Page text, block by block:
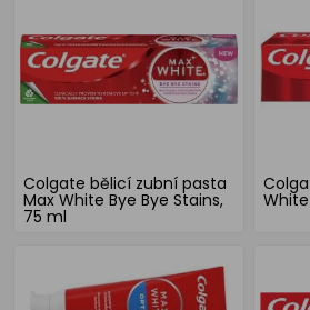
Colgate bělicí zubní pasta
Max White Bye Bye Stains,
75 ml